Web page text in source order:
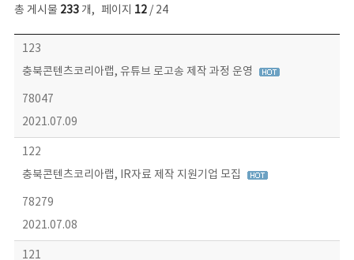
총 게시물 233개, 페이지 12/ 24
보도자료 목록 - 번호, 제목, 작성자, 파일, 조회수, 작성일 정보 제공
123
충북콘텐츠코리아랩, 유튜브 로고송 제작 과정 운영
78047
2021.07.09
122
충북콘텐츠코리아랩, IR자료 제작 지원기업 모집
78279
2021.07.08
121